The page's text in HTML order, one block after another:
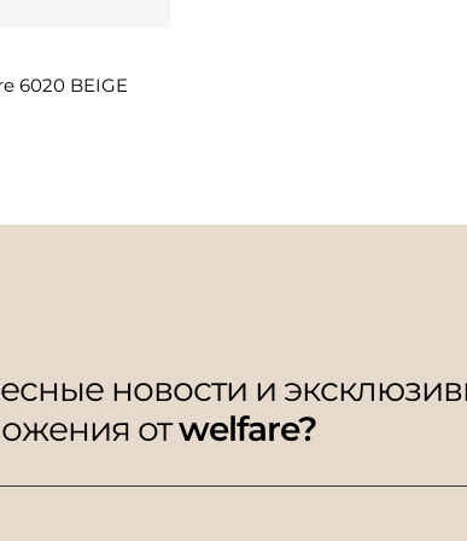
6020 BEIGE
новости и
отwelfare?